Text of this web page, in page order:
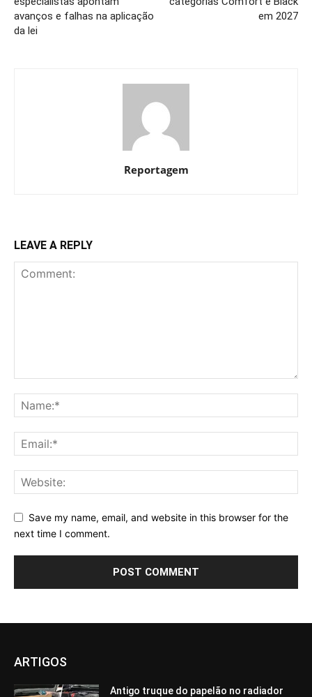
avanços e falhas na aplicação
da lei
em 2027
Reportagem
LEAVE A REPLY
Save my name, email, and website in this browser for the
next time I comment.
ARTIGOS
Antigo truque do papelão no radiador